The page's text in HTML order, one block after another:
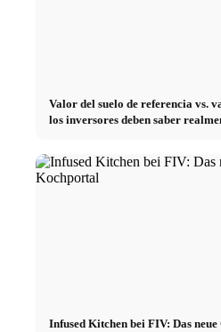
Valor del suelo de referencia vs.
los inversores deben saber
Infused Kitchen bei FIV: Das